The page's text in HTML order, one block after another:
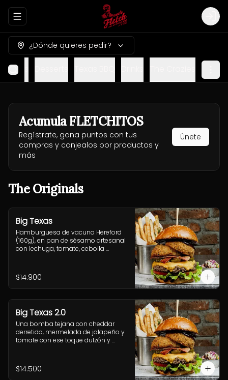
Abrir menu de navegación
¿Dónde quieres pedir?
Kids
AcumulaFLETCHITOS
Regístrate, gana puntos con tus
compras y canjealos por productos y
más
Únete
The Originals
Big Texas
Hamburguesa de vacuno Hereford
(160g), en pan de sésamo artesanal
con lechuga, tomate, cebolla
elección.
$14.900
Big Texas 2.0
Una bomba tejana con cheddar
derretido, mermelada de jalapeño y
tomate con ese toque dulzón y
crocante y nuestra poderosa
sriracha BBQ.
$14.500